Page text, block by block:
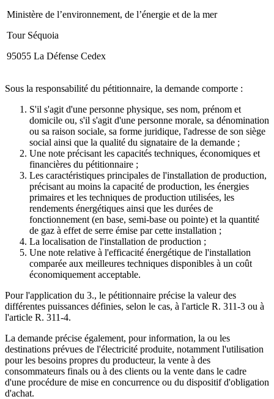
Ministère de l’environnement, de l’énergie et de la mer
Tour Séquoia
95055 La Défense Cedex
Sous la responsabilité du pétitionnaire, la demande comporte :
S'il s'agit d'une personne physique, ses nom, prénom et
domicile ou, s'il s'agit d'une personne morale, sa dénomination
ou sa raison sociale, sa forme juridique, l'adresse de son siège
social ainsi que la qualité du signataire de la demande ;
Une note précisant les capacités techniques, économiques et
financières du pétitionnaire ;
Les caractéristiques principales de l'installation de production,
précisant au moins la capacité de production, les énergies
primaires et les techniques de production utilisées, les
rendements énergétiques ainsi que les durées de
fonctionnement (en base, semi-base ou pointe) et la quantité
de gaz à effet de serre émise par cette installation ;
La localisation de l'installation de production ;
Une note relative à l'efficacité énergétique de l'installation
comparée aux meilleures techniques disponibles à un coût
économiquement acceptable.
Pour l'application du 3., le pétitionnaire précise la valeur des
différentes puissances définies, selon le cas, à l'article R. 311-3 ou à
l'article R. 311-4.
La demande précise également, pour information, la ou les
destinations prévues de l'électricité produite, notamment l'utilisation
pour les besoins propres du producteur, la vente à des
consommateurs finals ou à des clients ou la vente dans le cadre
d'une procédure de mise en concurrence ou du dispositif d'obligation
d'achat.